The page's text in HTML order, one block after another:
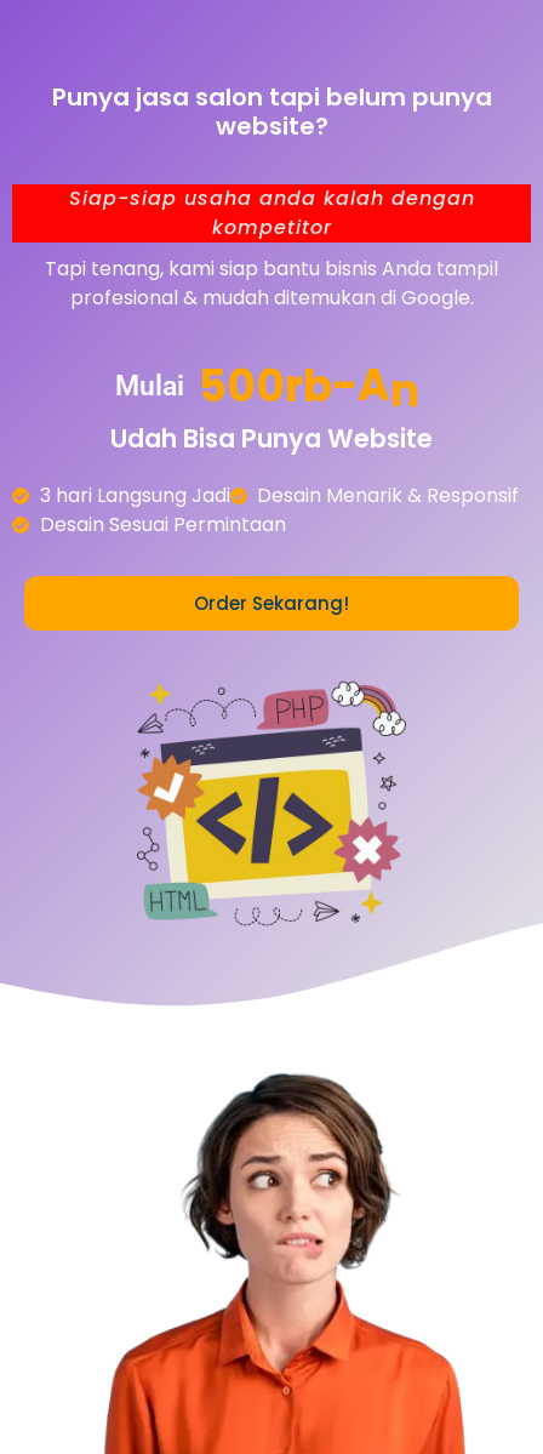
Punya jasa salon tapi belum punya
website?
Siap-siap usaha anda kalah dengan
kompetitor
Tapi tenang, kami siap bantu bisnis Anda tampil
profesional & mudah ditemukan di Google.
Mulai 500rb-An
Udah Bisa Punya Website
3 hari Langsung Jadi
Desain Menarik & Responsif
Desain Sesuai Permintaan
Order Sekarang!